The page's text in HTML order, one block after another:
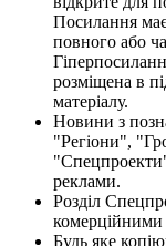
Посилання
повного або
розміщена в
матеріалу.
Новини з
"Регіони",
реклами.
Розділ
Будь яке